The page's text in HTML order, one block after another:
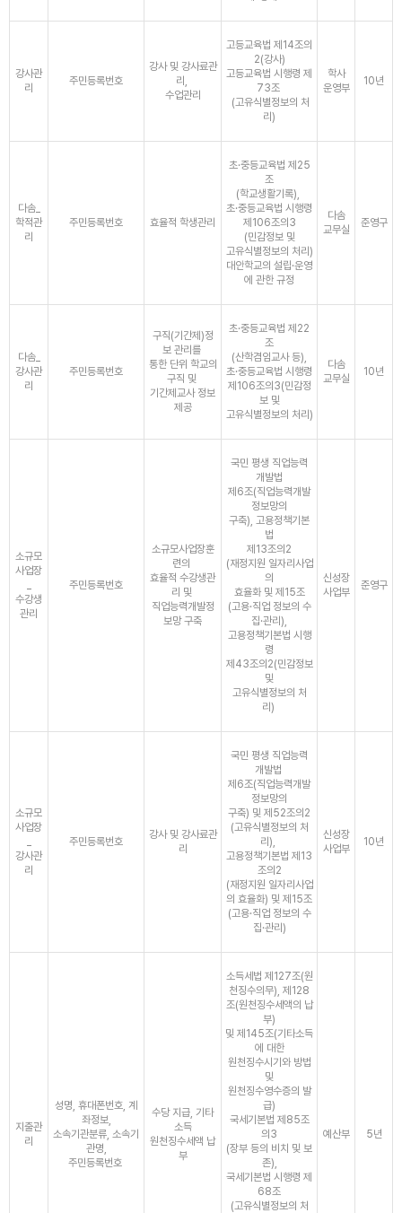
강사관
리
주민등록번호
강사 및 강사료관
리,
수업관리
고등교육법 제14조의
2(강사)
고등교육법 시행령 제
73조
(고유식별정보의 처
리)
학사
운영부
10년
다솜_
학적관
리
주민등록번호 효율적 학생관리
초·중등교육법 제25
조
(학교생활기록),
초·중등교육법 시행령
제106조의3
(민감정보 및
고유식별정보의 처리)
대안학교의 설립·운영
에 관한 규정
다솜
교무실
준영구
다솜_
강사관
리
주민등록번호
구직(기간제)정
보 관리를
통한 단위 학교의
구직 및
기간제교사 정보
제공
초·중등교육법 제22
조
(산학겸임교사 등),
초·중등교육법 시행령
제106조의3(민감정
보 및
고유식별정보의 처리)
다솜
교무실
10년
소규모
사업장
수강생
관리
주민등록번호
소규모사업장훈
련의
효율적 수강생관
리 및
직업능력개발정
보망 구축
국민 평생 직업능력
개발법
제6조(직업능력개발
정보망의
구축), 고용정책기본
법
제13조의2
(재정지원 일자리사업
의
효율화 및 제15조
(고용·직업 정보의 수
집·관리),
고용정책기본법 시행
령
제43조의2(민감정보
및
고유식별정보의 처
리)
신성장
사업부
준영구
소규모
사업장
강사관
리
주민등록번호
강사 및 강사료관
리
국민 평생 직업능력
개발법
제6조(직업능력개발
정보망의
구축) 및 제52조의2
(고유식별정보의 처
리),
고용정책기본법 제13
조의2
(재정지원 일자리사업
의 효율화) 및 제15조
(고용·직업 정보의 수
집·관리)
신성장
사업부
10년
지출관
리
성명, 휴대폰번호, 계
좌정보,
소속기관분류, 소속기
관명,
주민등록번호
수당 지급, 기타
소득
원천징수세액 납
부
소득세법 제127조(원
천징수의무), 제128
조(원천징수세액의 납
부)
및 제145조(기타소득
에 대한
원천징수시기와 방법
및
원천징수영수증의 발
급)
국세기본법 제85조
의3
(장부 등의 비치 및 보
존),
국세기본법 시행령 제
68조
(고유식별정보의 처
예산부 5년